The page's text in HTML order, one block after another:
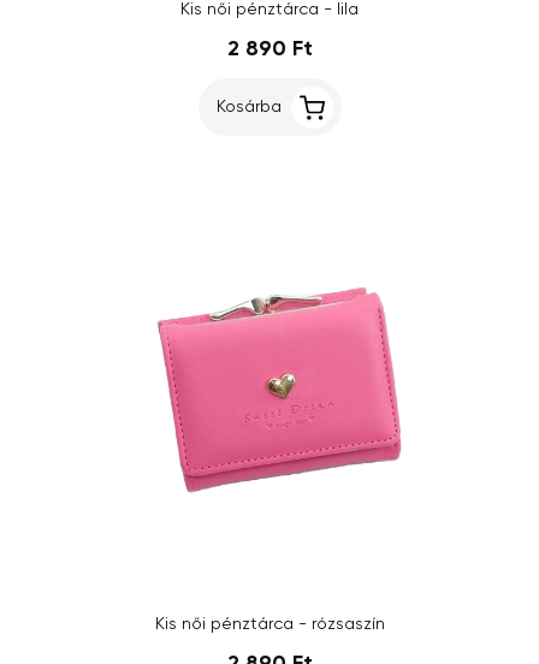
Kis női pénztárca - lila
2 890 Ft
Kosárba
Kis női pénztárca - rózsaszín